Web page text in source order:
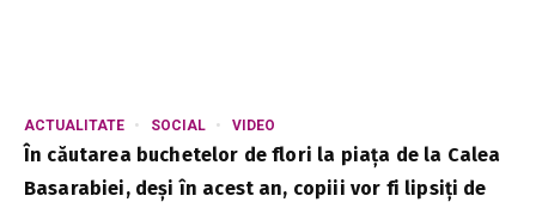
ACTUALITATE SOCIAL VIDEO
În căutarea buchetelor de flori la piața de la Calea
Basarabiei, deși în acest an, copiii vor fi lipsiți de